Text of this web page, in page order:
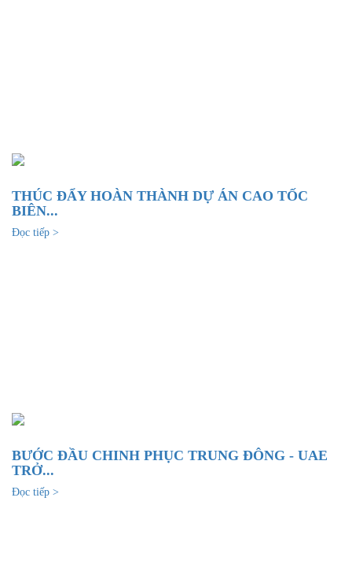
THÚC ĐẨY HOÀN THÀNH DỰ ÁN CAO TỐC
BIÊN...
Đọc tiếp >
BƯỚC ĐẦU CHINH PHỤC TRUNG ĐÔNG - UAE
TRỞ...
Đọc tiếp >